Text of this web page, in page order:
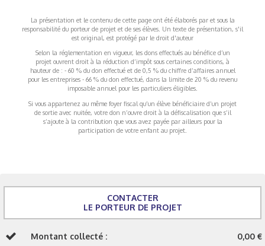
La présentation et le contenu de cette page ont été élaborés par et sous la
responsabilité du porteur de projet et de ses élèves. Un texte de présentation, s'il
est original, est protégé par le droit d'auteur
Selon la réglementation en vigueur, les dons effectués au bénéfice d’un
projet ouvrent droit à la réduction d’impôt sous certaines conditions, à
hauteur de : - 60 % du don effectué et de 0,5 % du chiffre d’affaires annuel
pour les entreprises - 66 % du don effectué, dans la limite de 20 % du revenu
imposable annuel pour les particuliers éligibles.
Si vous appartenez au même foyer fiscal qu’un élève bénéficiaire d’un projet
de sortie avec nuitée, votre don n’ouvre droit à la défiscalisation que s’il
s’ajoute à la contribution que vous avez payée par ailleurs pour la
participation de votre enfant au projet.
CONTACTER
LE PORTEUR DE PROJET
Montant collecté : 0,00 €